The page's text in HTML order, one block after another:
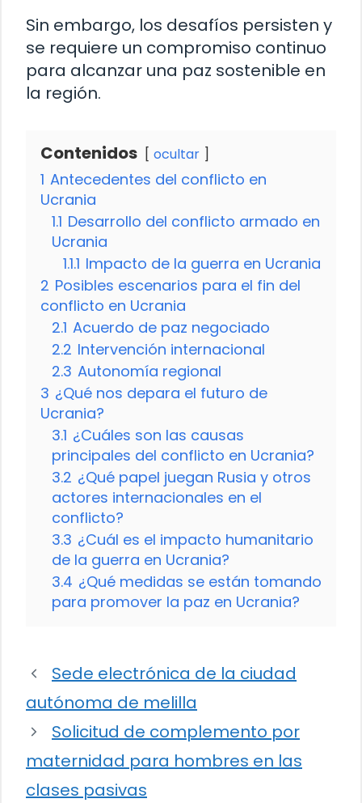
Sin embargo, los desafíos persisten y
se requiere un compromiso continuo
para alcanzar una paz sostenible en
la región.
Contenidos ocultar
1 Antecedentes del conflicto en
Ucrania
1.1 Desarrollo del conflicto armado en
Ucrania
1.1.1 Impacto de la guerra en Ucrania
2 Posibles escenarios para el fin del
conflicto en Ucrania
2.1 Acuerdo de paz negociado
2.2 Intervención internacional
2.3 Autonomía regional
3 ¿Qué nos depara el futuro de
Ucrania?
3.1 ¿Cuáles son las causas
principales del conflicto en Ucrania?
3.2 ¿Qué papel juegan Rusia y otros
actores internacionales en el
conflicto?
3.3 ¿Cuál es el impacto humanitario
de la guerra en Ucrania?
3.4 ¿Qué medidas se están tomando
para promover la paz en Ucrania?
Sede electrónica de la ciudad
autónoma de melilla
Solicitud de complemento por
maternidad para hombres en las
clases pasivas